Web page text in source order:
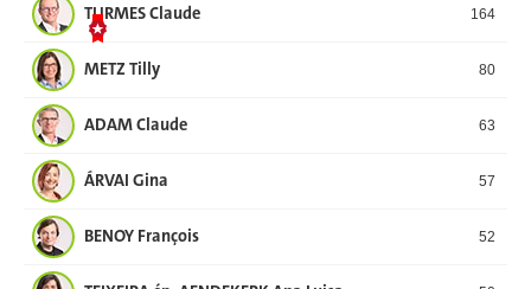
TURMES Claude 164
METZ Tilly 80
ADAM Claude 63
ÁRVAI Gina 57
BENOY François 52